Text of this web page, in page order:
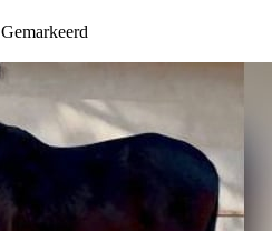
Gemarkeerd